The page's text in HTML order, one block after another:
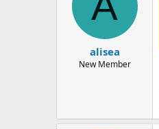
alisea
New Member